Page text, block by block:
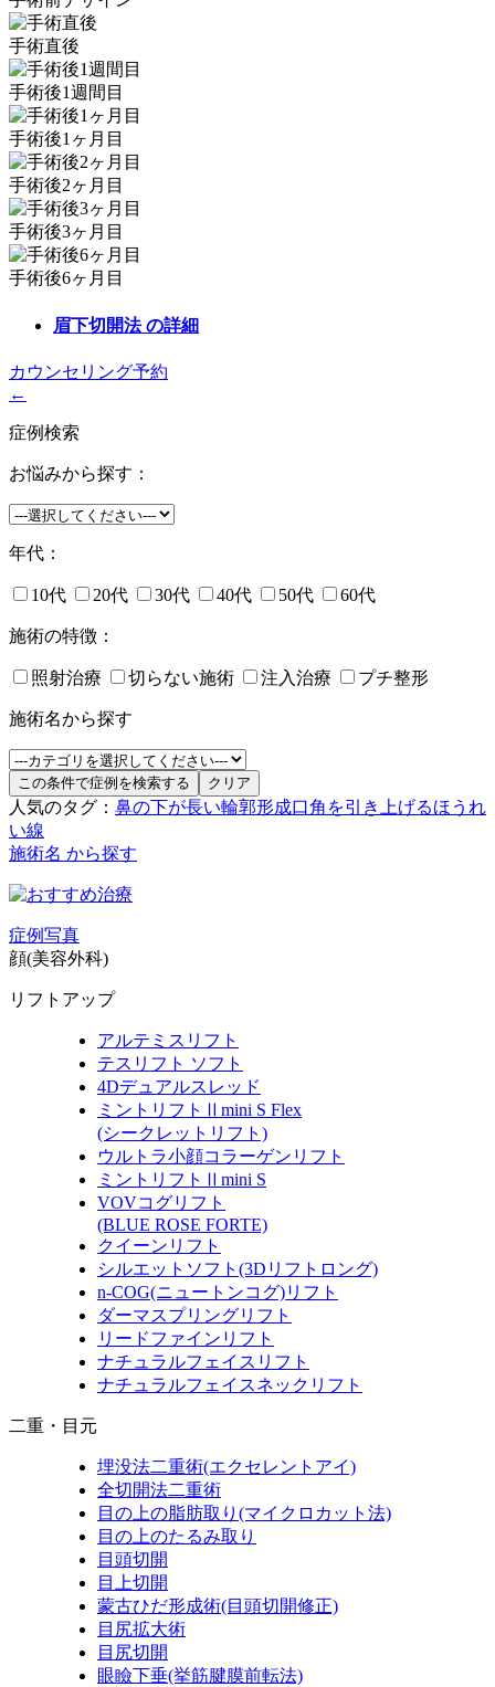
手術直後
手術後1週間目
手術後1ヶ月目
手術後2ヶ月目
手術後3ヶ月目
手術後6ヶ月目
眉下切開法の詳細
カウンセリング予約
←
症例検索
お悩みから探す：
年代：
10代 20代 30代 40代 50代 60代
施術の特徴：
照射治療 切らない施術 注入治療 プチ整形
施術名から探す
人気のタグ： 鼻の下が長い輪郭形成口角を引き上げるほうれ
い線
施術名 から探す
症例写真
顔(美容外科)
リフトアップ
アルテミスリフト
テスリフト ソフト
4Dデュアルスレッド
ミントリフトⅡmini S Flex
(シークレットリフト)
ウルトラ小顔コラーゲンリフト
ミントリフトⅡmini S
VOVコグリフト
(BLUE ROSE FORTE)
クイーンリフト
シルエットソフト (3Dリフトロング)
n-COG(ニュートンコグ)リフト
ダーマスプリングリフト
リードファインリフト
ナチュラルフェイスリフト
ナチュラルフェイスネックリフト
二重・目元
埋没法二重術(エクセレントアイ)
全切開法二重術
目の上の脂肪取り (マイクロカット法)
目の上のたるみ取り
目頭切開
目上切開
蒙古ひだ形成術(目頭切開修正)
目尻拡大術
目尻切開
眼瞼下垂(挙筋腱膜前転法)